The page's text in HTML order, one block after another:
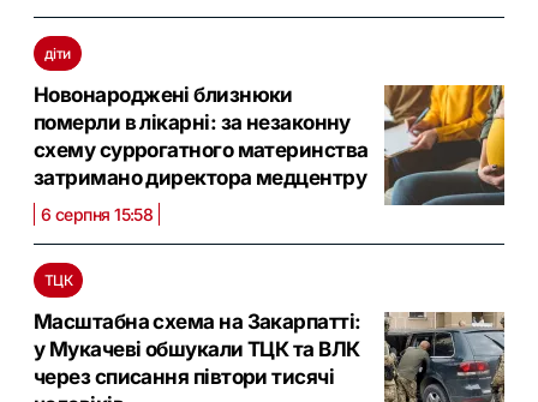
діти
Новонароджені близнюки
померли в лікарні: за незаконну
схему суррогатного материнства
затримано директора медцентру
6 серпня 15:58
ТЦК
Масштабна схема на Закарпатті:
у Мукачеві обшукали ТЦК та ВЛК
через списання півтори тисячі